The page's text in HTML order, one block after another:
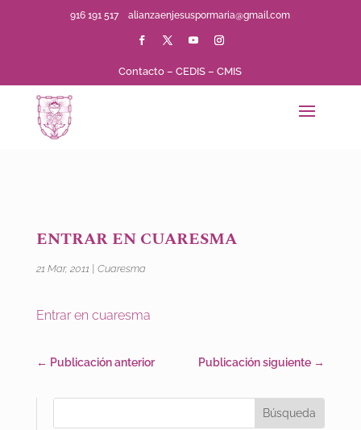
916 191 517alianzaenjesuspormaria@gmail.com
Contacto –CEDIS –CMIS
ENTRAR EN CUARESMA
21 Mar, 2011 Cuaresma
Entrar en cuaresma
← Publicación anterior Publicación siguiente →